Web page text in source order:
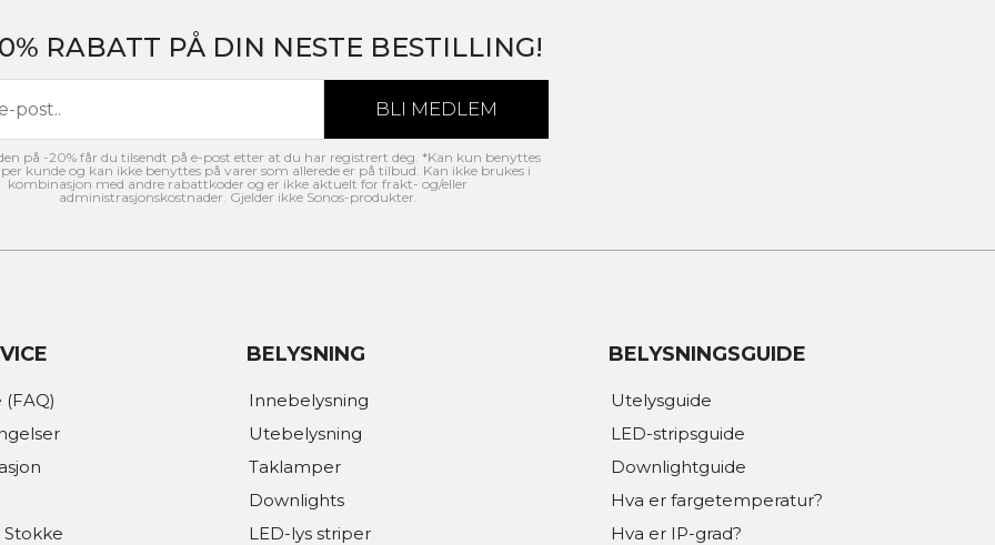
RABATT PÅ DIN NESTE BESTILLING!
på -20% får du tilsendt på e-post etter at du har registrert deg. *Kan kun benyttes
kunde og kan ikke benyttes på varer som allerede er på tilbud. Kan ikke brukes i
kombinasjon med andre rabattkoder og er ikke aktuelt for frakt- og/eller
administrasjonskostnader. Gjelder ikke Sonos-produkter.
BELYSNING
Innebelysning
Utebelysning
Taklamper
Downlights
LED-lys striper
BELYSNINGSGUIDE
Utelysguide
LED-stripsguide
Downlightguide
Hva er fargetemperatur?
Hva er IP-grad?